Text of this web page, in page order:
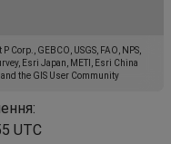
GEBCO, USGS, FAO, NPS,
Esri Japan, METI, Esri China
the GIS User Community
UTC